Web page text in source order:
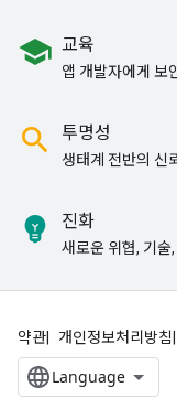
school 교육
앱 개발자에게 보
search 투명성
생태계 전반의 신
emoji_objects 진화
새로운 위협, 기술
약관 개인정보처리방침